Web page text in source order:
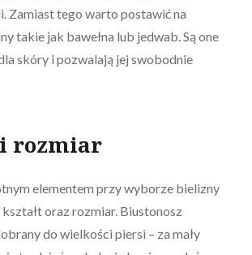
Zamiast tego warto postawić na
takie jak bawełna lub jedwab. Są one
skóry i pozwalają jej swobodnie
i rozmiar
elementem przy wyborze bielizny
oraz rozmiar. Biustonosz
do wielkości piersi – za mały